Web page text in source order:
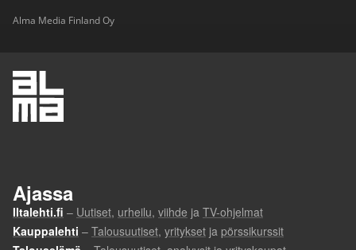
Alma Media Finland Oy